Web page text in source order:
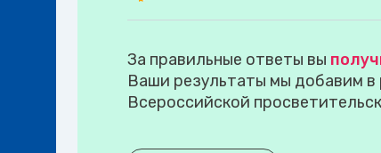
За правильные ответы вы
Ваши результаты мы добавим в
Всероссийской